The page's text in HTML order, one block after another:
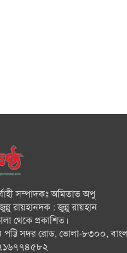
সম্পাদকঃ অমিতাভ অপু
রায়হানদক : জুন্নু রায়হান
থেকে প্রকাশিত।
পট্টি সদর রোড, ভোলা-৮৩০০,